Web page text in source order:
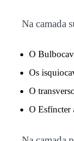
Na camada
O
Os
O
O Esfíncter